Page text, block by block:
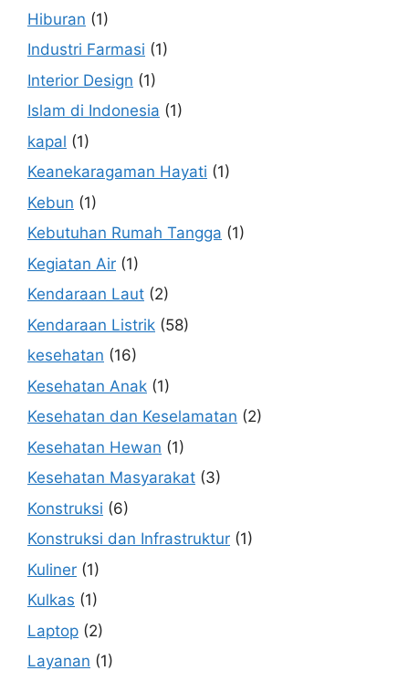
Hiburan (1)
Industri Farmasi (1)
Interior Design (1)
Islam di Indonesia (1)
kapal (1)
Keanekaragaman Hayati (1)
Kebun (1)
Kebutuhan Rumah Tangga (1)
Kegiatan Air (1)
Kendaraan Laut (2)
Kendaraan Listrik (58)
kesehatan (16)
Kesehatan Anak (1)
Kesehatan dan Keselamatan (2)
Kesehatan Hewan (1)
Kesehatan Masyarakat (3)
Konstruksi (6)
Konstruksi dan Infrastruktur (1)
Kuliner (1)
Kulkas (1)
Laptop (2)
Layanan (1)